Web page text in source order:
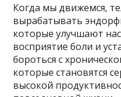
Когда мы движемся,
вырабатывать
которые улучшают
восприятие боли и
бороться с
которые становятся
высокой